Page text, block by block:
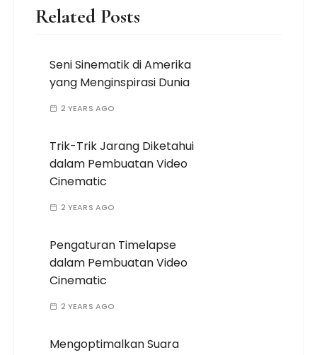
Related Posts
Seni Sinematik di Amerika
yang Menginspirasi Dunia
2 YEARS AGO
Trik-Trik Jarang Diketahui
dalam Pembuatan Video
Cinematic
2 YEARS AGO
Pengaturan Timelapse
dalam Pembuatan Video
Cinematic
2 YEARS AGO
Mengoptimalkan Suara